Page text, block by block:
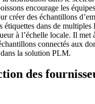
encourage les
créer des échantillons
étiquettes dans de multiples
à l’échelle locale. Il met
connectés aux
la solution PLM.
des